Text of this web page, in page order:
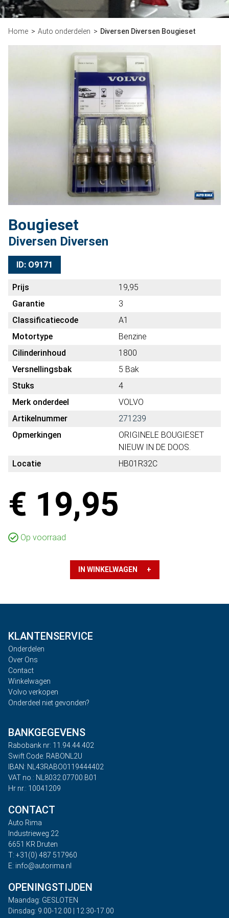
Home Auto onderdelen Diversen Diversen Bougieset
Bougieset
Diversen Diversen
ID: O9171
Prijs
19,95
Garantie
3
Classificatiecode
A1
Motortype
Benzine
Cilinderinhoud
1800
Versnellingsbak
5 Bak
Stuks
4
Merk onderdeel
VOLVO
Artikelnummer
271239
Opmerkingen
ORIGINELE BOUGIESET
NIEUW IN DE DOOS.
Locatie
HB01R32C
€ 19,95
Op voorraad
IN WINKELWAGEN +
KLANTENSERVICE
Onderdelen
Over Ons
Contact
Winkelwagen
Volvo verkopen
Onderdeel niet gevonden?
BANKGEGEVENS
Rabobank nr: 11.94.44.402
Swift Code: RABONL2U
IBAN: NL43RABO0119444402
VAT no.: NL8032.07700.B01
Hr nr.: 10041209
CONTACT
Auto Rima
Industrieweg 22
6651 KR Druten
T: +31(0) 487 517960
E: info@autorima.nl
OPENINGSTIJDEN
Maandag: GESLOTEN
Dinsdag: 9.00-12.00 | 12.30-17.00